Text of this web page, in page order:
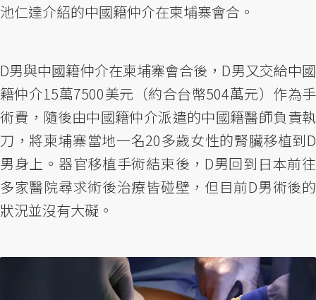
池仁達介紹的中國籍仲介在柬埔寨會合。
D男與中國籍仲介在柬埔寨會合後，D男又交給中國
籍仲介15萬7500美元（約合台幣504萬元）作為手
術費，隨後由中國籍仲介派遣的中國籍醫師負責執
刀，將柬埔寨當地一名20多歲女性的腎臟移植到D
男身上。器官移植手術結束後，D男回到日本前往
多家醫院尋求術後治療皆碰壁，但目前D男術後的
狀況並沒有大礙。